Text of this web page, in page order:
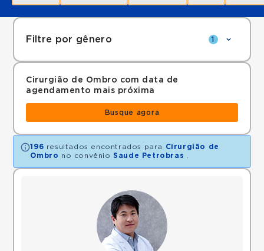
Filtre por gênero 1
Cirurgião de Ombro com data de
agendamento mais próxima
Busque agora
196 resultados encontrados para
Cirurgião de
Ombro no convênio Saude Petrobras